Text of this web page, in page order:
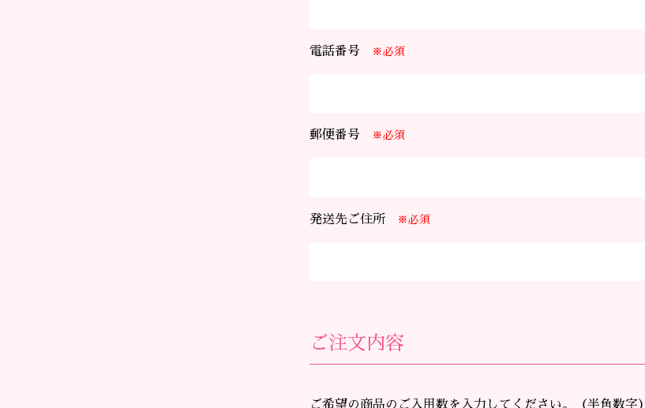
電話番号 ※必須
郵便番号 ※必須
発送先ご住所 ※必須
ご注文内容
ご希望の商品のご入用数を入力してください。（半角数字）